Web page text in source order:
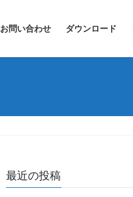
お問い合わせ ダウンロード
最近の投稿